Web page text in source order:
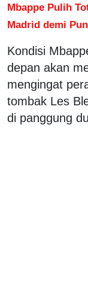
Mbappe Pulih
Madrid demi
Kondisi
depan akan
mengingat
tombak Les
di panggung